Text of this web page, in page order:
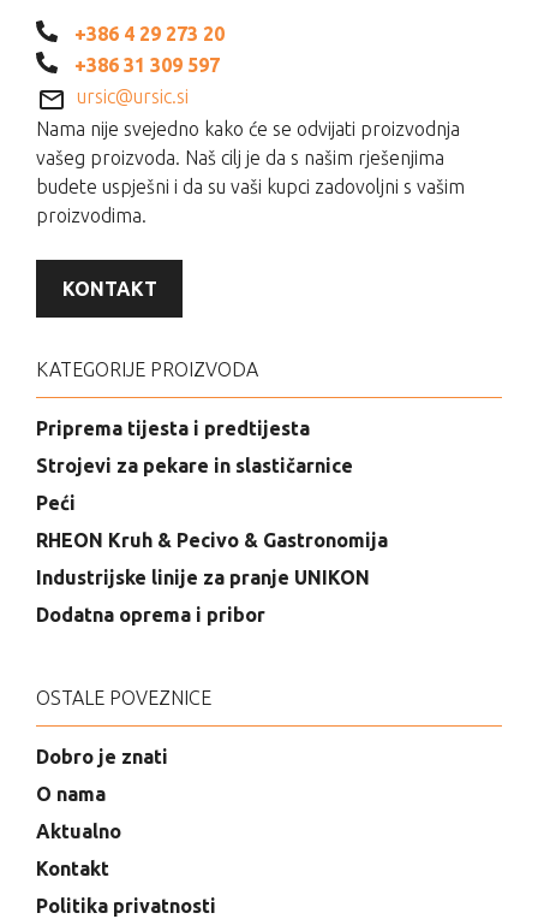
+386 4 29 273 20
+386 31 309 597
ursic@ursic.si
Nama nije svejedno kako će se odvijati proizvodnja
vašeg proizvoda. Naš cilj je da s našim rješenjima
budete uspješni i da su vaši kupci zadovoljni s vašim
proizvodima.
KONTAKT
KATEGORIJE PROIZVODA
Priprema tijesta i predtijesta
Strojevi za pekare in slastičarnice
Peći
RHEON Kruh & Pecivo & Gastronomija
Industrijske linije za pranje UNIKON
Dodatna oprema i pribor
OSTALE POVEZNICE
Dobro je znati
O nama
Aktualno
Kontakt
Politika privatnosti